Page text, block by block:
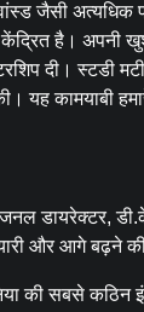
जैसी अत्यधिक
है। अपनी
दी।
कामयाबी
डायरेक्टर,
और आगे बढ़ने
की सबसे कठिन